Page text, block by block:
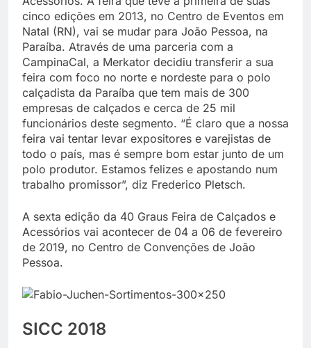
cinco edições em 2013, no Centro de Eventos em
Natal (RN), vai se mudar para João Pessoa, na
Paraíba. Através de uma parceria com a
CampinaCal, a Merkator decidiu transferir a sua
feira com foco no norte e nordeste para o polo
calçadista da Paraíba que tem mais de 300
empresas de calçados e cerca de 25 mil
funcionários deste segmento. “É claro que a nossa
feira vai tentar levar expositores e varejistas de
todo o país, mas é sempre bom estar junto de um
polo produtor. Estamos felizes e apostando num
trabalho promissor”, diz Frederico Pletsch.
A sexta edição da 40 Graus Feira de Calçados e
Acessórios vai acontecer de 04 a 06 de fevereiro
de 2019, no Centro de Convenções de João
Pessoa.
SICC 2018